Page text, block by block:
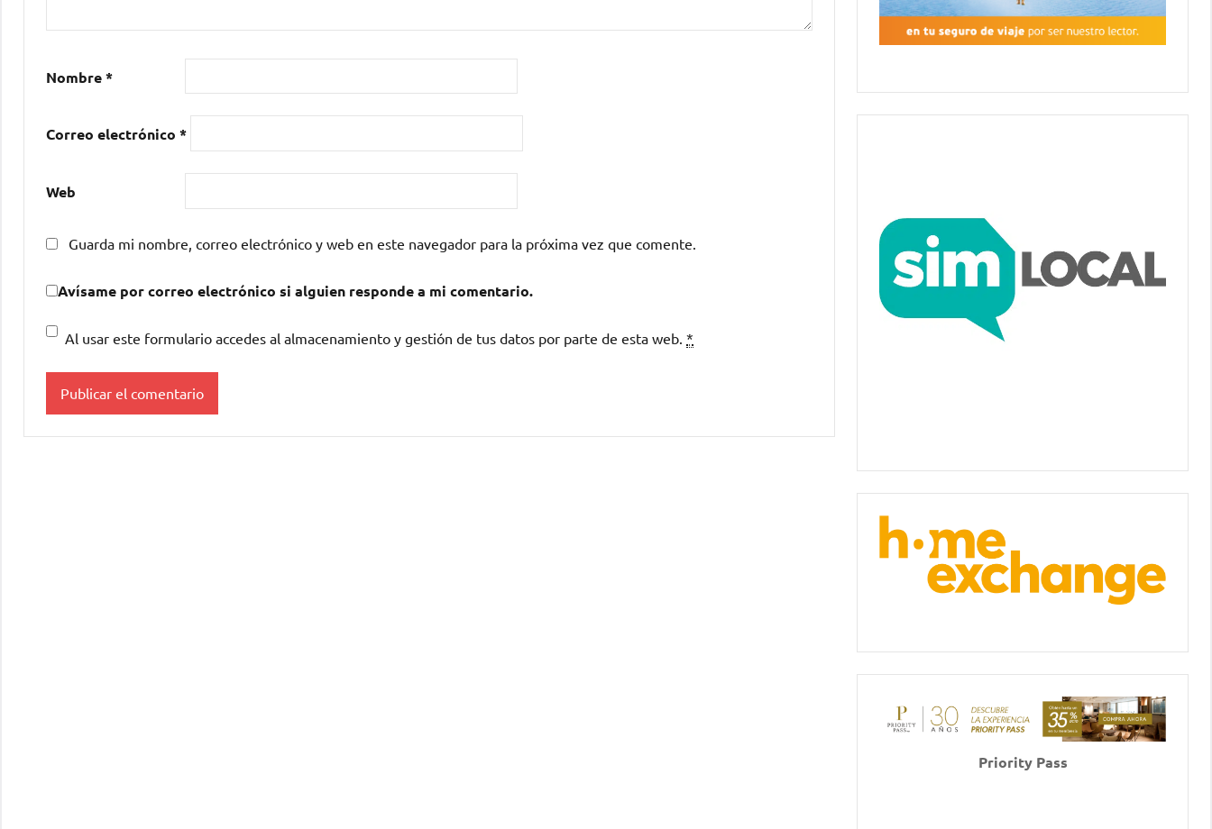
Nombre*
Correo electrónico *
Web
Guarda mi nombre, correo electrónico y web en este navegador para la próxima vez que comente.
Avísame por correo electrónico si alguien responde a mi comentario.
Al usar este formulario accedes al almacenamiento y gestión de tus datos por parte de esta web. *
Priority Pass